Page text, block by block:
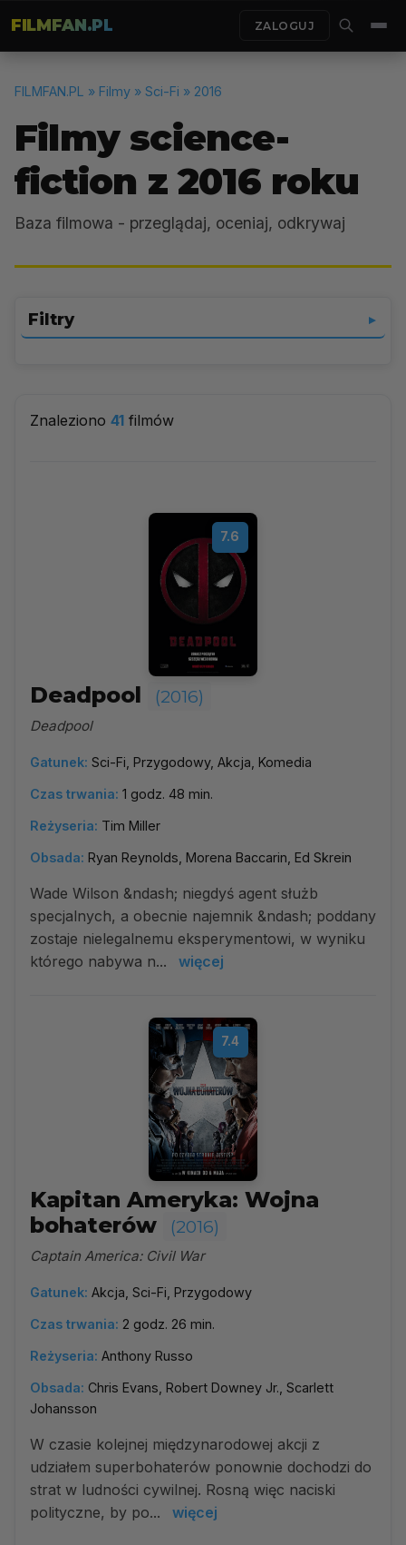
FILMFAN.PL ZALOGUJ
FILMFAN.PL » Filmy » Sci-Fi » 2016
Filmy science-
fiction z 2016 roku
Baza filmowa - przeglądaj, oceniaj, odkrywaj
Filtry ▼
Znaleziono 41 filmów
7.6
Deadpool (2016)
Deadpool
Gatunek: Sci-Fi, Przygodowy, Akcja, Komedia
Czas trwania: 1 godz. 48 min.
Reżyseria: Tim Miller
Obsada: Ryan Reynolds, Morena Baccarin, Ed Skrein
Wade Wilson &ndash; niegdyś agent służb
specjalnych, a obecnie najemnik &ndash; poddany
zostaje nielegalnemu eksperymentowi, w wyniku
którego nabywa n...
więcej
7.4
Kapitan Ameryka: Wojna
bohaterów
(2016)
Captain America: Civil War
Gatunek: Akcja, Sci-Fi, Przygodowy
Czas trwania: 2 godz. 26 min.
Reżyseria: Anthony Russo
Obsada: Chris Evans, Robert Downey Jr., Scarlett
Johansson
W czasie kolejnej międzynarodowej akcji z
udziałem superbohaterów ponownie dochodzi do
strat w ludności cywilnej. Rosną więc naciski
polityczne, by po...
więcej